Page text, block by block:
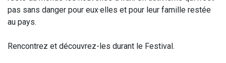
pas sans danger pour eux·elles et pour leur famille restée
au pays.
Rencontrez et découvrez-les durant le Festival.